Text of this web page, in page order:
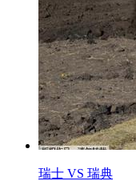
瑞士 VS 瑞典